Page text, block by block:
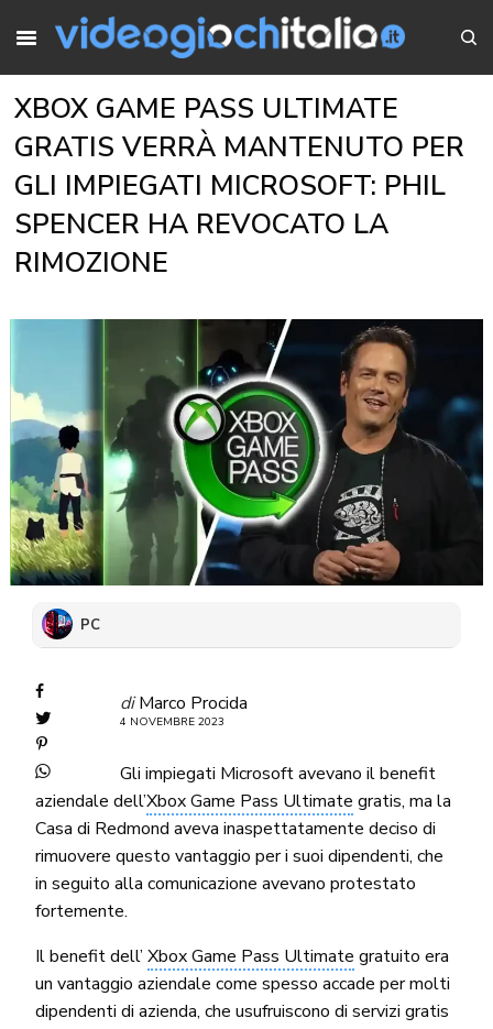
XBOX GAME PASS ULTIMATE
GRATIS VERRÀ MANTENUTO PER
GLI IMPIEGATI MICROSOFT: PHIL
SPENCER HA REVOCATO LA
RIMOZIONE
PC
di Marco Procida
4 NOVEMBRE 2023
Gli impiegati Microsoft avevano il benefit
aziendale dell’Xbox Game Pass Ultimate gratis, ma la
Casa di Redmond aveva inaspettatamente deciso di
rimuovere questo vantaggio per i suoi dipendenti, che
in seguito alla comunicazione avevano protestato
fortemente.
Il benefit dell’Xbox Game Pass Ultimate gratuito era
un vantaggio aziendale come spesso accade per molti
dipendenti di azienda, che usufruiscono di servizi gratis